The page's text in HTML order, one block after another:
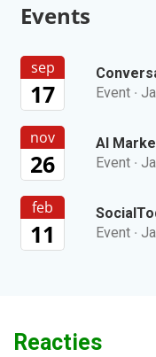
Events
sep
17
Event ·
nov
26
AI
Event ·
feb
11
Event ·
Reacties